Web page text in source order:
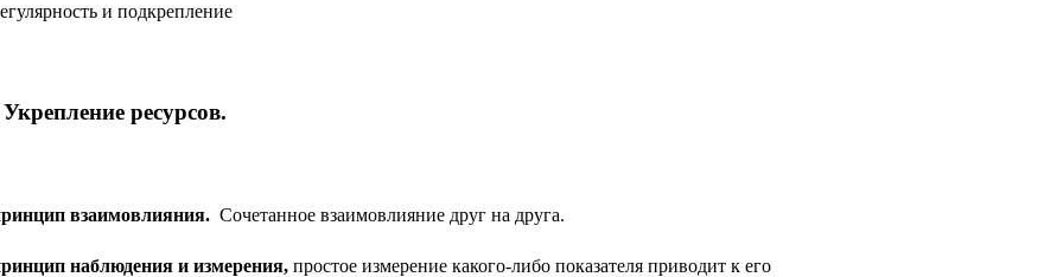
и подкрепление
ресурсов.
взаимовлияния. Сочетанное взаимовлияние друг на друга.
наблюдения и измерения, простое измерение какого-либо показателя приводит к его